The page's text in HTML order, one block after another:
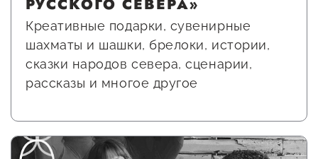
Оказание услуг в
социальной сфере
О центре
Обучающие
мероприятия
Проекты
Экскурсии на
Центр поддержки экспорта
Справочник
Органы власти
РУССКОГО СЕВЕРА»
Креативные подарки, сувенирные
шахматы и шашки, брелоки, истории,
сказки народов севера, сценарии,
рассказы и многое другое